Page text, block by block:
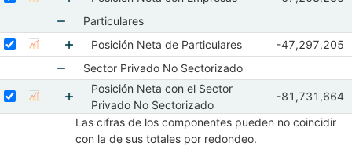
Mostrar elementos de Posición Neta con
Mostrar elementos de Particulares
Particulares
Seleccione sus series
Seleccionar serie Posición Neta de ParticularesMostrar gráfica de la serie Posición Neta de Particulares
Mostrar elementos de Posición Neta de
Posición Neta de Particulares Oct 2017
-47,297,205
Mostrar elementos de Sector Privado No
Sector Privado No Sectorizado
Seleccione sus series
Seleccionar serie Posición Neta con el Sector Privado No
Mostrar gráfica de la serie Posición Neta con el
Mostrar elementos de Posición Neta con el
Posición Neta con el Sector
Privado No Sectorizado
Oct 2017
-81,731,664
Las cifras de los componentes pueden no coincidir
con la de sus totales por redondeo.